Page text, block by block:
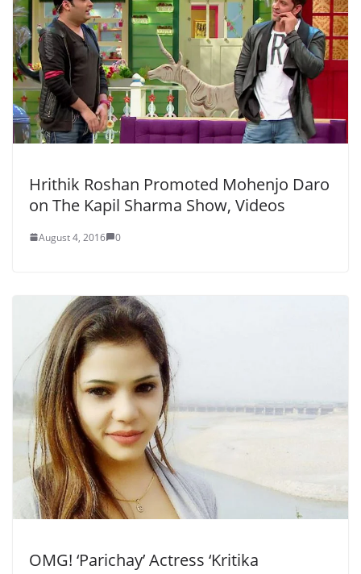
Hrithik Roshan Promoted Mohenjo Daro
on The Kapil Sharma Show, Videos
August 4, 2016 0
OMG! ‘Parichay’ Actress ‘Kritika